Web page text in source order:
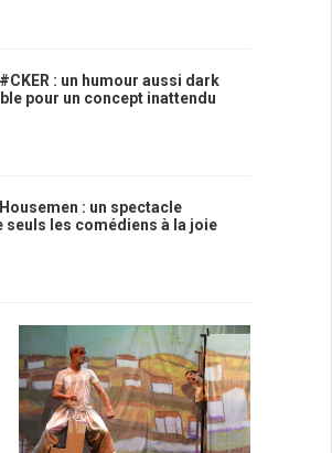
: un humour aussi dark
pour un concept inattendu
: un spectacle
seuls les comédiens à la joie